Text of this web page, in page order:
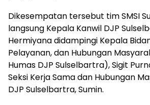
Dikesempatan tersebut tim SMSI
langsung Kepala Kanwil DJP
Hermiyana didampingi Kepala
Pelayanan, dan Hubungan
Humas DJP Sulselbartra), Sigit
Seksi Kerja Sama dan Hubungan
DJP Sulselbartra, Sumin.